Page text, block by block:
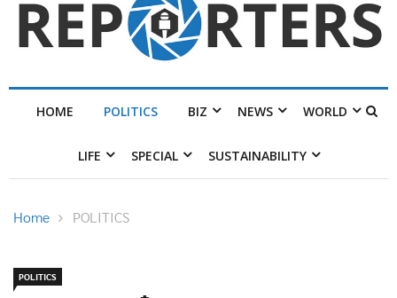
HOME POLITICS BIZ NEWS WORLD
LIFE SPECIAL SUSTAINABILITY
Home POLITICS
POLITICS